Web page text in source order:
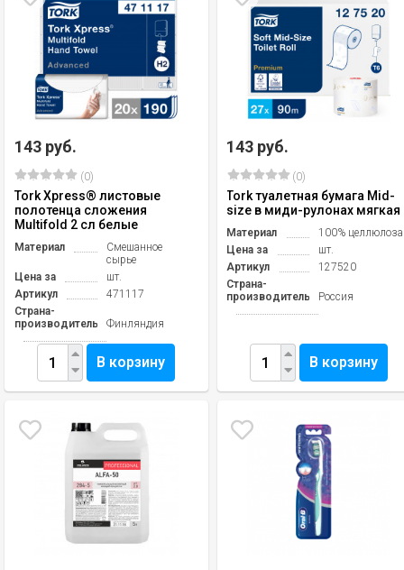
143 руб.
(0)
Tork Xpress® листовые
полотенца сложения
Multifold 2 сл белые
Материал
Смешанное
сырье
Цена за
шт.
Артикул
471117
Страна-
производитель
Финляндия
В корзину
143 руб.
(0)
Tork туалетная бумага Mid-
size в миди-рулонах мягкая
Материал
100% целлюлоза
Цена за
шт.
Артикул
127520
Страна-
производитель
Россия
В корзину